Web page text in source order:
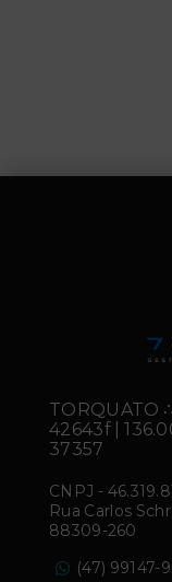
TORQUATO
42643f |
37357
CNPJ -
Rua Carlos
88309-260
(47) 99147-